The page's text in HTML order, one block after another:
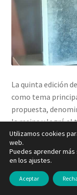
La quinta edición
como tema
propuesta,
la resina y logré el
Utilizamos cookies
web.
Puedes aprender
en los ajustes.
Aceptar